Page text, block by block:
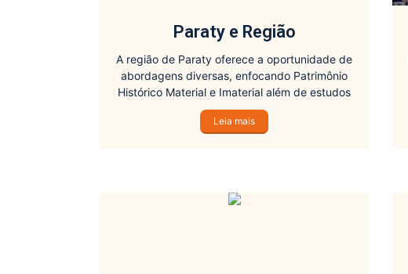
Paraty e Região
A região de Paraty oferece a oportunidade de
abordagens diversas, enfocando Patrimônio
Histórico Material e Imaterial além de estudos
relativos à preservação ambiental, com ênfase
nas comunidades locais.
Leia mais